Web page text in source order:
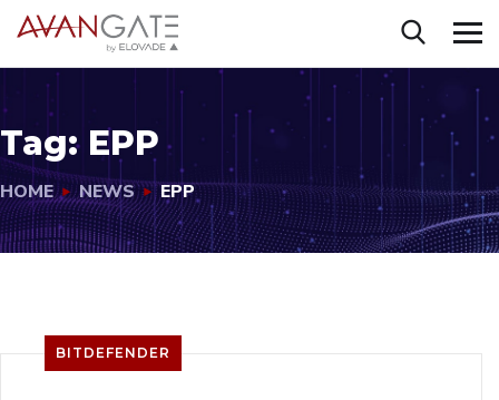
Tag: EPP
HOME NEWS EPP
BITDEFENDER